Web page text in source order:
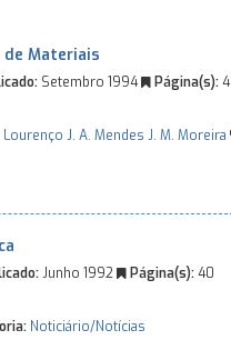
de Materiais
Setembro 1994 Página(s):4
Lourenço J. A. Mendes J. M. Moreira
Junho 1992 Página(s):40
Noticiário/Notícias